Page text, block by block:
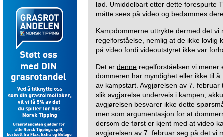
lød. Umiddelbart etter dette forespurte
måtte sees på video og bedømmes
Kampdommerne uttrykte dermed det vi
regelforståelse, nemlig at de ikke lovlig
på video fordi videoutstyret ikke var
Det er denne regelforståelsen vi mener
dommeren har myndighet eller ikke til
av kampstart. Avgjørelsen av 7.
slik avgjørelse underveis i kampen,
avgjørelsen besvarer ikke dette
men som argumentasjon for at
dersom de først er kjent med at video
avgjørelsen av 7. februar seg på det vi